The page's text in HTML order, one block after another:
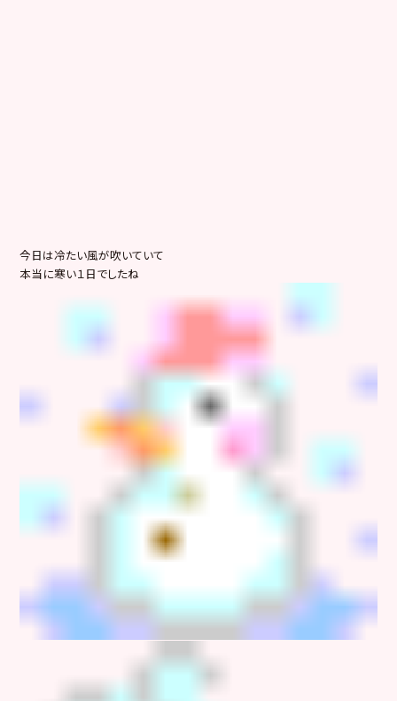
今日は冷たい風が吹いていて
本当に寒い１日でしたね